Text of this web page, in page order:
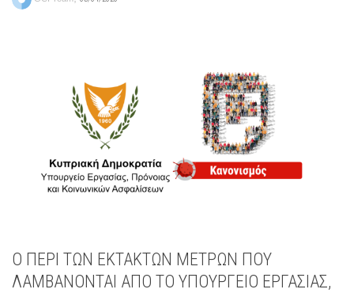
Ο ΠΕΡΙ ΤΩΝ ΕΚΤΑΚΤΩΝ ΜΕΤΡΩΝ ΠΟΥ
ΛΑΜΒΑΝΟΝΤΑΙ ΑΠΟ ΤΟ ΥΠΟΥΡΓΕΙΟ ΕΡΓΑΣΙΑΣ,